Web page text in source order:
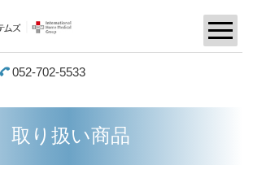
052-702-5533
取り扱い商品